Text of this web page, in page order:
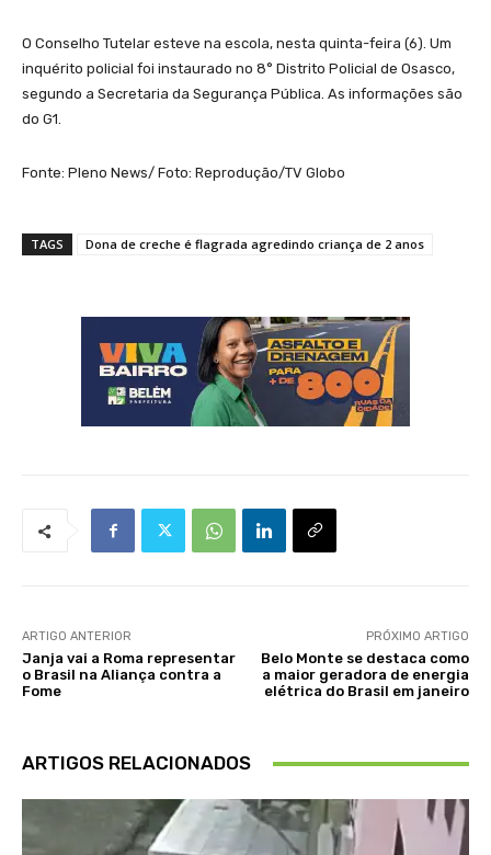
O Conselho Tutelar esteve na escola, nesta quinta-feira (6). Um
inquérito policial foi instaurado no 8° Distrito Policial de Osasco,
segundo a Secretaria da Segurança Pública. As informações são
do G1.
Fonte: Pleno News/ Foto: Reprodução/TV Globo
TAGS Dona de creche é flagrada agredindo criança de 2 anos
ARTIGO ANTERIOR
Janja vai a Roma representar
o Brasil na Aliança contra a
Fome
PRÓXIMO ARTIGO
Belo Monte se destaca como
a maior geradora de energia
elétrica do Brasil em janeiro
ARTIGOS RELACIONADOS